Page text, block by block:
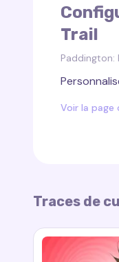
Trail
Paddington:
Voir la page
Traces de